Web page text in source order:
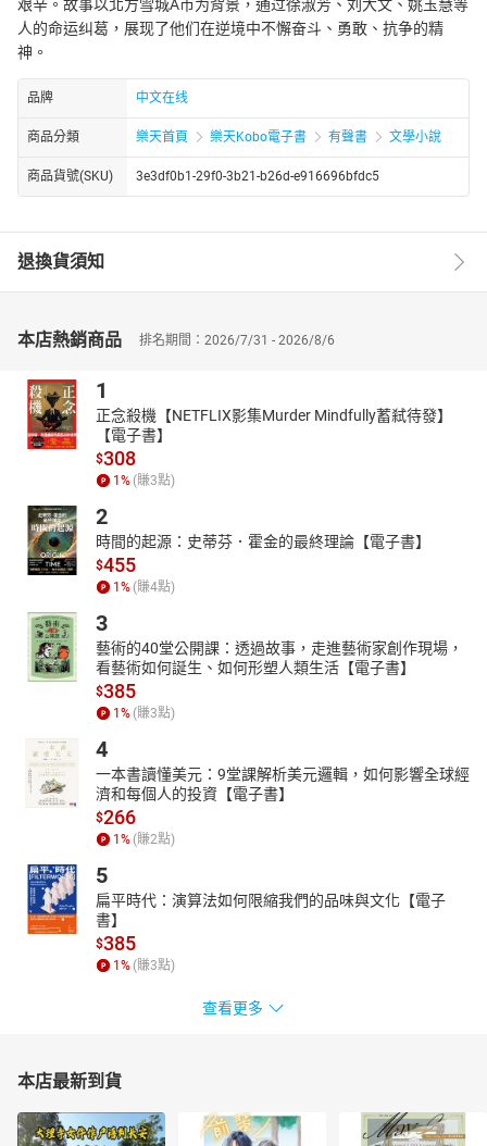
艰辛。故事以北方雪城A市为背景，通过徐淑芳、刘大文、姚玉慧等
人的命运纠葛，展现了他们在逆境中不懈奋斗、勇敢、抗争的精
神。
品牌 中文在线
商品分類 樂天首頁 樂天Kobo電子書 有聲書 文學小說
商品貨號(SKU) 3e3df0b1-29f0-3b21-b26d-e916696bfdc5
退換貨須知
本店熱銷商品 排名期間：2026/7/31 - 2026/8/6
1
正念殺機【NETFLIX影集Murder Mindfully蓄弒待發】
【電子書】
$308
1% (賺3點)
2
時間的起源：史蒂芬．霍金的最終理論【電子書】
$455
1% (賺4點)
3
藝術的40堂公開課：透過故事，走進藝術家創作現場，
看藝術如何誕生、如何形塑人類生活【電子書】
$385
1% (賺3點)
4
一本書讀懂美元：9堂課解析美元邏輯，如何影響全球經
濟和每個人的投資【電子書】
$266
1% (賺2點)
5
扁平時代：演算法如何限縮我們的品味與文化【電子
書】
$385
1% (賺3點)
查看更多
本店最新到貨